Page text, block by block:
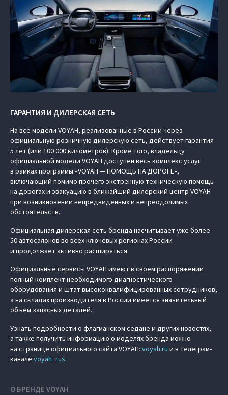
ГАРАНТИЯ И ДИЛЕРСКАЯ СЕТЬ
На все модели VOYAH, реализованные в России через
официальную розничную дилерскую сеть, действует гарантия
5 лет (или 100 000 километров). Кроме того, владельцу
официальной модели VOYAH доступен весь комплекс услуг
в рамках программы «VOYAH — ПОМОЩЬ НА ДОРОГЕ»,
включающий помимо прочего экстренную техническую помощь
на дорогах и эвакуацию в ближайший дилерский центр VOYAH
при возникновении непредвиденных и непреодолимых
обстоятельств.
Официальная дилерская сеть бренда насчитывает уже более
50 автосалонов во всех ключевых регионах России
и продолжает активно расширяться.
Официальные сервисы VOYAH имеют в своем распоряжении
полный комплект необходимого диагностического
оборудования и штат высококвалифицированных сотрудников,
а на складах производителя в России имеется значительный
объем запасных деталей.
Узнать подробности о флагманском седане и других новостях,
а также получить информацию о моделях бренда можно
на странице официального сайта VOYAH: voyah.ru и в телеграм-
канале voyah_rus.
О БРЕНДЕ VOYAH